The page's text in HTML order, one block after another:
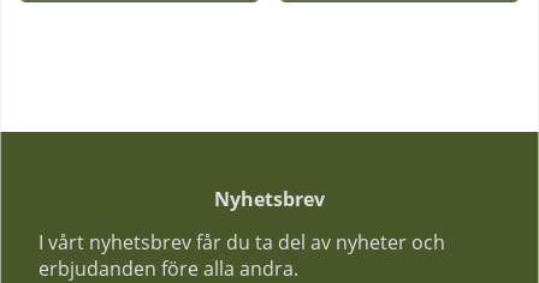
Nyhetsbrev
I vårt nyhetsbrev får du ta del av nyheter och
erbjudanden före alla andra.